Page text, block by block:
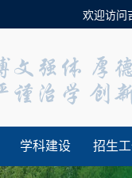
欢迎访问吉
学科建设 招生